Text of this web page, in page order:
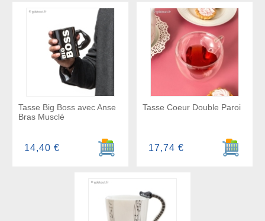
Tasse Big Boss avec Anse
Bras Musclé
Ajouter au panier
14,40 €
Tasse Coeur Double Paroi
Ajouter
17,74 €